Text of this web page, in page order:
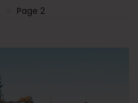
Page 2